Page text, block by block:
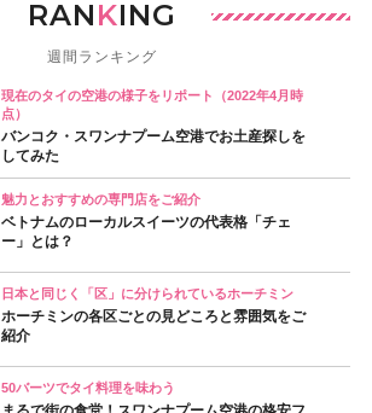
RANKING
週間ランキング
現在のタイの空港の様子をリポート（2022年4月時
点）
バンコク・スワンナプーム空港でお土産探しを
してみた
魅力とおすすめの専門店をご紹介
ベトナムのローカルスイーツの代表格「チェ
ー」とは？
日本と同じく「区」に分けられているホーチミン
ホーチミンの各区ごとの見どころと雰囲気をご
紹介
50バーツでタイ料理を味わう